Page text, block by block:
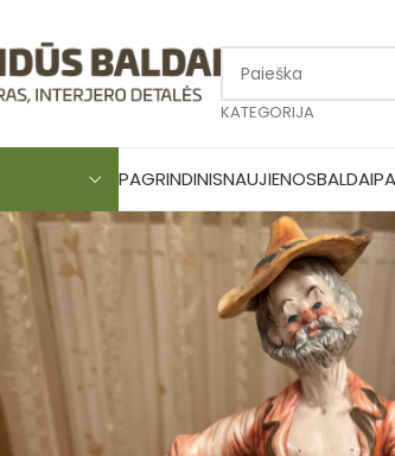
KATEGORIJA
PAGRINDINISNAUJIENOSBALDAI